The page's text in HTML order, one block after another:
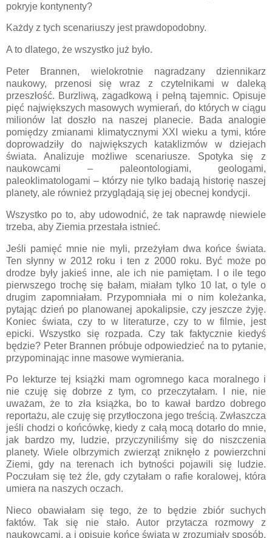
pokryje kontynenty?
Każdy z tych scenariuszy jest prawdopodobny.
A to dlatego, że wszystko już było.
Peter Brannen, wielokrotnie nagradzany dziennikarz
naukowy, przenosi się wraz z czytelnikami w daleką
przeszłość. Burzliwą, zagadkową i pełną tajemnic. Opisuje
pięć największych masowych wymierań, do których w ciągu
milionów lat doszło na naszej planecie. Bada analogie
pomiędzy zmianami klimatycznymi XXI wieku a tymi, które
doprowadziły do największych kataklizmów w dziejach
świata. Analizuje możliwe scenariusze. Spotyka się z
naukowcami – paleontologiami, geologami,
paleoklimatologami – którzy nie tylko badają historię naszej
planety, ale również przyglądają się jej obecnej kondycji.
Wszystko po to, aby udowodnić, że tak naprawdę niewiele
trzeba, aby Ziemia przestała istnieć.
Jeśli pamięć mnie nie myli, przeżyłam dwa końce świata.
Ten słynny w 2012 roku i ten z 2000 roku. Być może po
drodze były jakieś inne, ale ich nie pamiętam. I o ile tego
pierwszego trochę się bałam, miałam tylko 10 lat, o tyle o
drugim zapomniałam. Przypomniała mi o nim koleżanka,
pytając dzień po planowanej apokalipsie, czy jeszcze żyję.
Koniec świata, czy to w literaturze, czy to w filmie, jest
epicki. Wszystko się rozpada. Czy tak faktycznie kiedyś
będzie? Peter Brannen próbuje odpowiedzieć na to pytanie,
przypominając inne masowe wymierania.
Po lekturze tej książki mam ogromnego kaca moralnego i
nie czuję się dobrze z tym, co przeczytałam. I nie, nie
uważam, że to zła książka, bo to kawał bardzo dobrego
reportażu, ale czuję się przytłoczona jego treścią. Zwłaszcza
jeśli chodzi o końcówkę, kiedy z całą mocą dotarło do mnie,
jak bardzo my, ludzie, przyczyniliśmy się do niszczenia
planety. Wiele olbrzymich zwierząt zniknęło z powierzchni
Ziemi, gdy na terenach ich bytności pojawili się ludzie.
Poczułam się też źle, gdy czytałam o rafie koralowej, która
umiera na naszych oczach.
Nieco obawiałam się tego, że to będzie zbiór suchych
faktów. Tak się nie stało. Autor przytacza rozmowy z
naukowcami, a i opisuje końce świata w zrozumiały sposób.